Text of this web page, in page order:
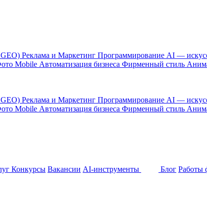
Реклама и Маркетинг Программирование AI —
Mobile Автоматизация бизнеса Фирменный стиль
Реклама и Маркетинг Программирование AI —
Mobile Автоматизация бизнеса Фирменный стиль
Конкурсы Вакансии AI-инструменты Блог Работы